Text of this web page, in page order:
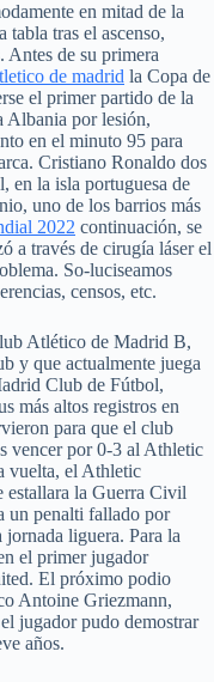
en mitad de la
tras el ascenso,
Antes de su primera
de madrid la Copa de
el primer partido de la
Albania por lesión,
en el minuto 95 para
Cristiano Ronaldo dos
en la isla portuguesa de
uno de los barrios más
2022 continuación, se
a través de cirugía láser el
So-luciseamos
censos, etc.
Atlético de Madrid B,
y que actualmente juega
Club de Fútbol,
más altos registros en
para que el club
vencer por 0-3 al Athletic
vuelta, el Athletic
estallara la Guerra Civil
un penalti fallado por
liguera. Para la
el primer jugador
El próximo podio
Antoine Griezmann,
jugador pudo demostrar
años.